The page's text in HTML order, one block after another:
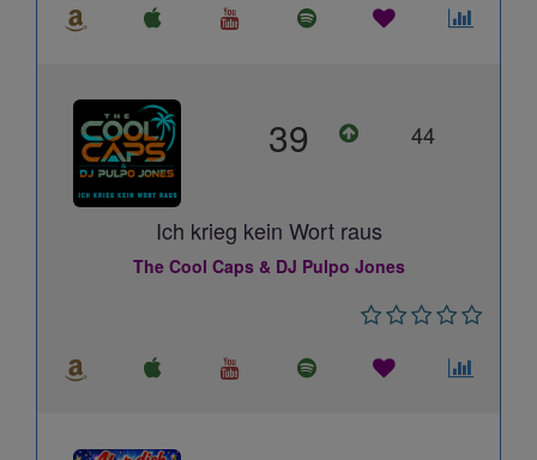
39 44
Ich krieg kein Wort raus
The Cool Caps & DJ Pulpo Jones